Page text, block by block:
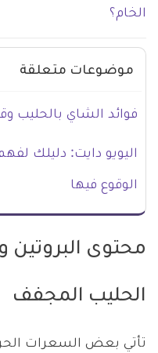
الخام؟
موضوعات متعلقة
فوائد الشاي بالحليب
اليويو دايت: دليلك
الوقوع فيها
محتوى البروتين
الحليب المجفف
تأتي بعض السعرات